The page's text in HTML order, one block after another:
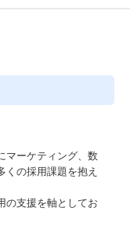
マーケティング、数
くの採用課題を抱え
の支援を軸としてお